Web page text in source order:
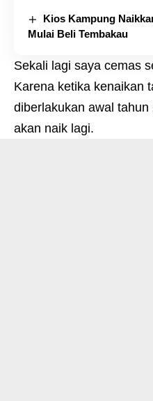
Kios Kampung
Mulai Beli Tembakau
Sekali lagi saya cemas
Karena ketika kenaikan
diberlakukan awal
akan naik lagi.